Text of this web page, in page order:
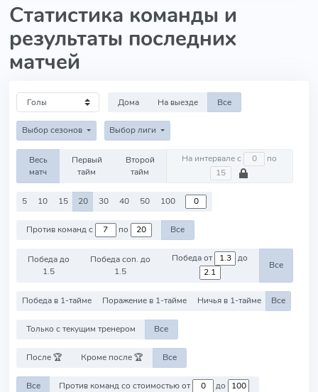
Статистика команды и
результаты последних
матчей
Дома На выезде Все
Выбор сезонов Выбор лиги
Весь
матч
Первый
тайм
Второй
тайм
На интервале с по
5 10 15 20 30 40 50 100
Против команд с по Все
Победа до
1.5
Победа соп. до
1.5
Победа от до
Все
Победа в 1-тайме Поражение в 1-тайме Ничья в 1-тайме Все
Только с текущим тренером Все
После 🏆 Кроме после 🏆 Все
Все Против команд со стоимостью от до